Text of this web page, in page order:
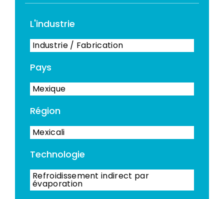
L'industrie
Industrie / Fabrication
Pays
Mexique
Région
Mexicali
Technologie
Refroidissement indirect par
évaporation